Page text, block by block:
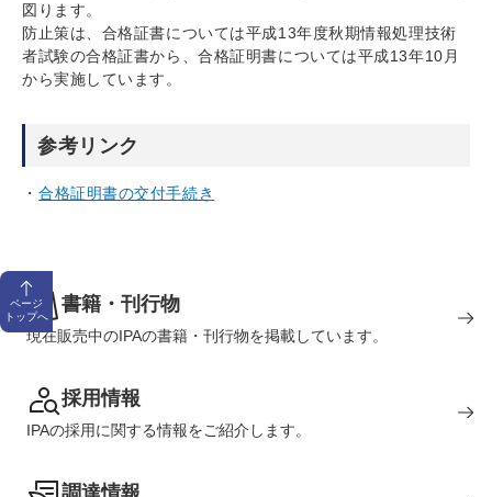
図ります。
防止策は、合格証書については平成13年度秋期情報処理技術
者試験の合格証書から、合格証明書については平成13年10月
から実施しています。
参考リンク
合格証明書の交付手続き
ページ
トップへ
書籍・刊行物
現在販売中のIPAの書籍・刊行物を掲載しています。
採用情報
IPAの採用に関する情報をご紹介します。
調達情報